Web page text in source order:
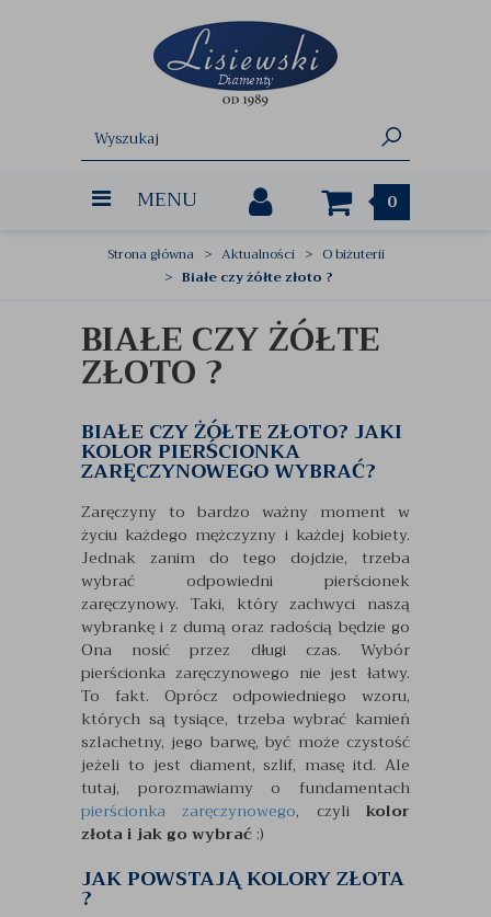
MENU 0
Strona główna Aktualności
O biżuterii
Białe czy żółte złoto ?
BIAŁE CZY ŻÓŁTE
ZŁOTO ?
BIAŁE CZY ŻÓŁTE ZŁOTO? JAKI
KOLOR PIERŚCIONKA
ZARĘCZYNOWEGO WYBRAĆ?
Zaręczyny to bardzo ważny moment w
życiu każdego mężczyzny i każdej kobiety.
Jednak zanim do tego dojdzie, trzeba
wybrać odpowiedni pierścionek
zaręczynowy. Taki, który zachwyci naszą
wybrankę i z dumą oraz radością będzie go
Ona nosić przez długi czas. Wybór
pierścionka zaręczynowego nie jest łatwy.
To fakt. Oprócz odpowiedniego wzoru,
których są tysiące, trzeba wybrać kamień
szlachetny, jego barwę, być może czystość
jeżeli to jest diament, szlif, masę itd. Ale
tutaj, porozmawiamy o fundamentach
pierścionka zaręczynowego, czylikolor
złota i jak go wybrać :)
JAK POWSTAJĄ KOLORY ZŁOTA
?